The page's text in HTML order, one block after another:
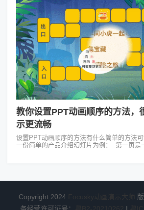
教你设置PPT动画顺序的方法，
示更流畅
设置PPT动画顺序的方法有什么简单的方法
一份简单的产品介绍幻灯片为例： 第一页是
Copyright 2024 Focusky动画演示大师
务经营许可证号：
粤B2-20210262 | 粤